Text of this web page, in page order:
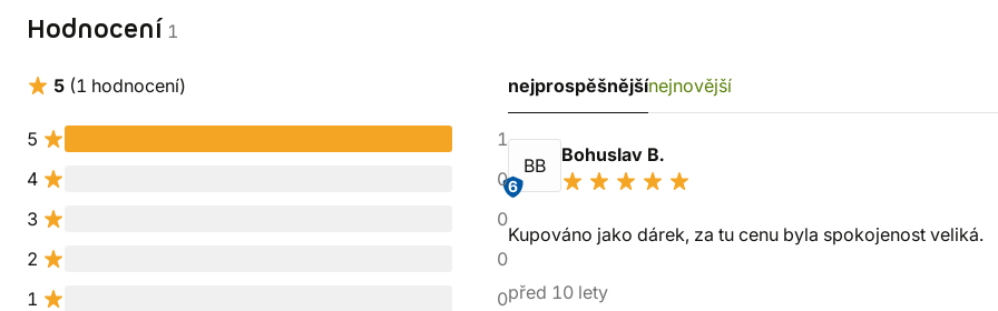
Hodnocení 1
5 (1 hodnocení)
5
1
4
0
3
0
2
0
1
0
nejprospěšnějšínejnovější
BB
6
Bohuslav B.
Kupováno jako dárek, za tu cenu byla spokojenost veliká.
před 10 lety